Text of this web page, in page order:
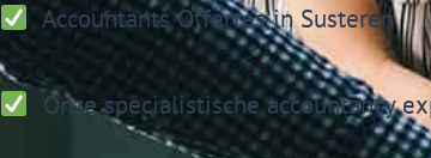
AccountantsOffertes in Susteren
Onze specialistische accountancy